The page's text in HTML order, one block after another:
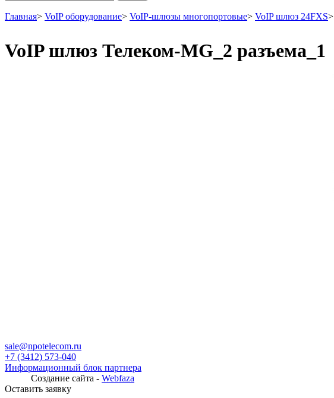
Главная> VoIP оборудование> VoIP-шлюзы многопортовые> VoIP шлюз 24FXS>
VoIP шлюз Телеком-MG_2 разъема_1
sale@npotelecom.ru
+7 (3412) 573-040
Информационный блок партнера
Создание сайта - Webfaza
Оставить заявку